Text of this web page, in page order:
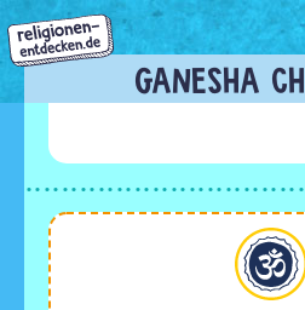
Direkt
zum
Inhalt
GANESHA
Hinduismus